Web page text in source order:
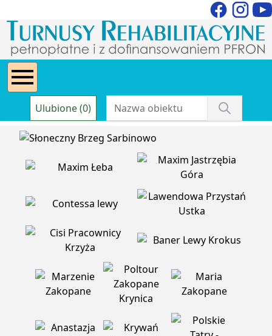
Ulubione (0)